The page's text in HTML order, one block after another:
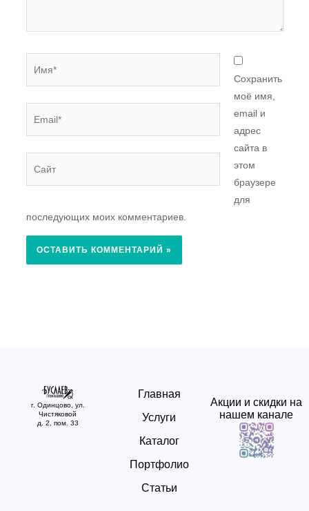
Сохранить
моё имя,
email и
адрес
сайта в
этом
браузере
для
последующих моих комментариев.
г. Одинцово, ул.
Чистяковой
д. 2, пом. 33
Главная
Услуги
Каталог
Портфолио
Статьи
Акции и скидки на
нашем канале